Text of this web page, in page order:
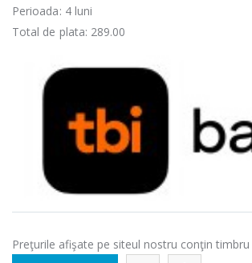
Perioada: 4luni
Total de plata: 289.00
Preţurile afişate pe siteul nostru conţin